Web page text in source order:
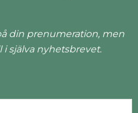
din prenumeration, men
i själva nyhetsbrevet.